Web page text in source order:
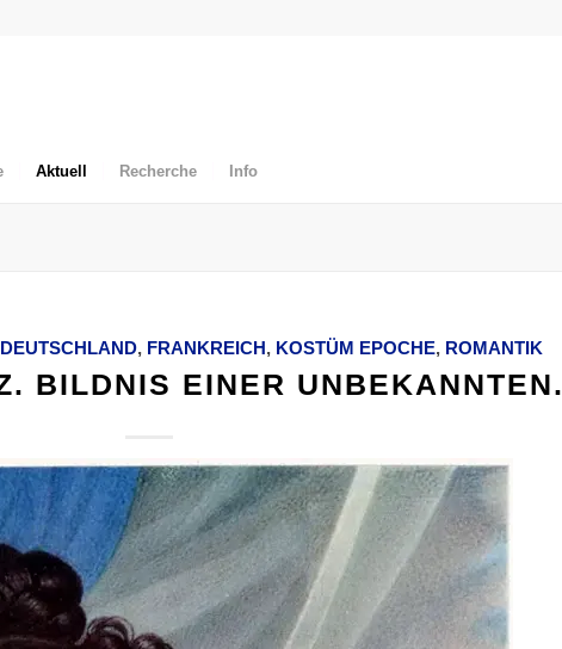
Aktuell Recherche Info
DEUTSCHLAND, FRANKREICH, KOSTÜM EPOCHE, ROMANTIK
BILDNIS EINER UNBEKANNTEN.